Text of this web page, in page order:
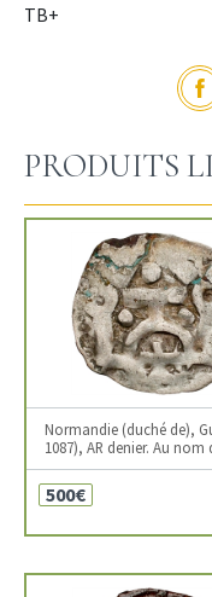
TB+
PRODUITS
Normandie (duché de),
1087), AR denier. Au
500€